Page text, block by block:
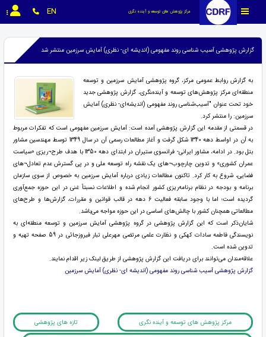
مرکز پژوهش های توسعه و آینده نگری EN
گزارش پژوهشی آسیب شناسی روند مفهومی (اندیشه ای- نظری) آمایش سرزمین منتشر شد
به گزارش روابط عمومی مرکز، گروه پژوهشی آمایش سرزمین و توسعه
منطقه‌ای مرکز پژوهش‌های توسعه و آینده‌‍نگری، گزارش پژوهشی جدید
خود تحت عنوان "آسیب‌شناسی روند مفهومی (اندیشه‌ای- نظری) آمایش
سرزمین: را منتشر کرد.
در قسمتی از مقدمه این گزارش پژوهشی آمده است: آمایش سرزمین مفهومی است که تفکرات مربوط
به آن در اواسط دهه 1340 شکل گرفت و آغاز مطالعات رسمی آن در سال 1349 توسط مهندسین مشاور
بتل بود. در ادامه، مشاور ایرانی- فرانسوی ستیران در ابتدای دهه 1350 با هدف طرح¬ریزی «سیاست
عمران کشوری» و تدوین چارچوب¬های یک نقشه راه توسعه ملی و در پی گسترش عدم تعادل¬های
فضایی، شروع به کار کرد. تاکنون مطالعات زیادی درباره آمایش سرزمین به خصوص از سوی سازمان
برنامه و بودجه در نظام برنامه‌ریزی کشور انجام شده و اطلاعات نسبتاً غنی در این حوزه جمع‌آوری
گردیده است؛ اما با وجود سابقه فعالیت 6 دهه در قالب قوانین و مقررات، گزارش‌ها و طرح‌های
مطالعاتی همچنان کشور با چالش‌های اساسی در این حوزه مواجه می‌باشد.
شایان‌ذکر است که این گزارش پژوهشی در گروه پژوهشی آمایش سرزمین و توسعه منطقه‌ای به
نویسندگی فاطمه سادات کهکی و نظارت علمی مرتضی مهرعلی تبار فیروزجائی در 59 صفحه تهیه و
تدوین شده است.
علاقه‌مندان می‌توانند برای دریافت این گزارش پژوهشی از طریق لینک زیر اقدام نمایند.
گزارش پژوهشی آسیب شناسی روند مفهومی (اندیشه ای- نظری) آمایش سرزمین
مرکز پژوهش های توسعه و آینده نگری تازه های پژوهشی